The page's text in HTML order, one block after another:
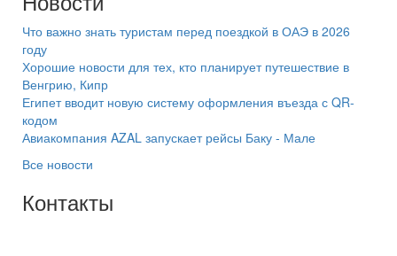
Что важно знать туристам перед поездкой в ОАЭ в 2026
году
Хорошие новости для тех, кто планирует путешествие в
Венгрию, Кипр
Египет вводит новую систему оформления въезда с QR-
кодом
Авиакомпания AZAL запускает рейсы Баку - Мале
Все новости
Контакты